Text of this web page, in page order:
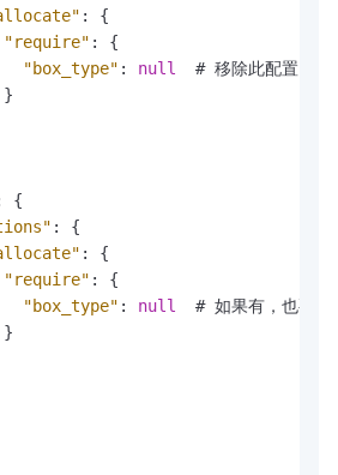
:
{
"require" :
{
"box_type" : null
  # 移除此配置
}
{
:
{
:
{
"require" :
{
"box_type" : null
# 如果有，也要移
}